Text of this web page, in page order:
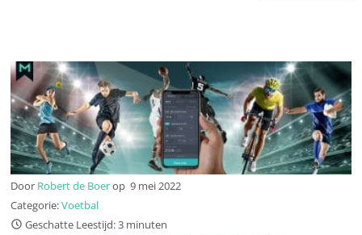
Door Robert de Boerop 9 mei 2022
Categorie:Voetbal
Geschatte Leestijd: 3 minuten